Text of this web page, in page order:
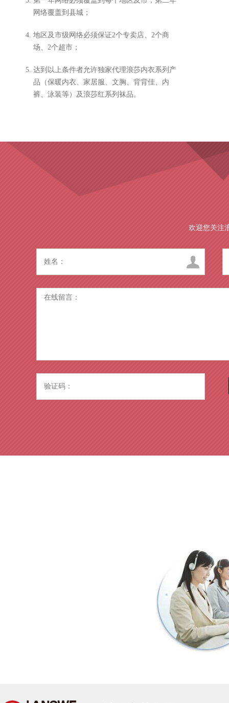
网络覆盖到县城；
4. 地区及市级网络必须保证2个专卖店、2个商
场、2个超市；
5. 达到以上条件者允许独家代理浪莎内衣系列产
品（保暖内衣、家居服、文胸、背背佳、内
裤、泳装等）及浪莎红系列袜品。
欢迎您关注